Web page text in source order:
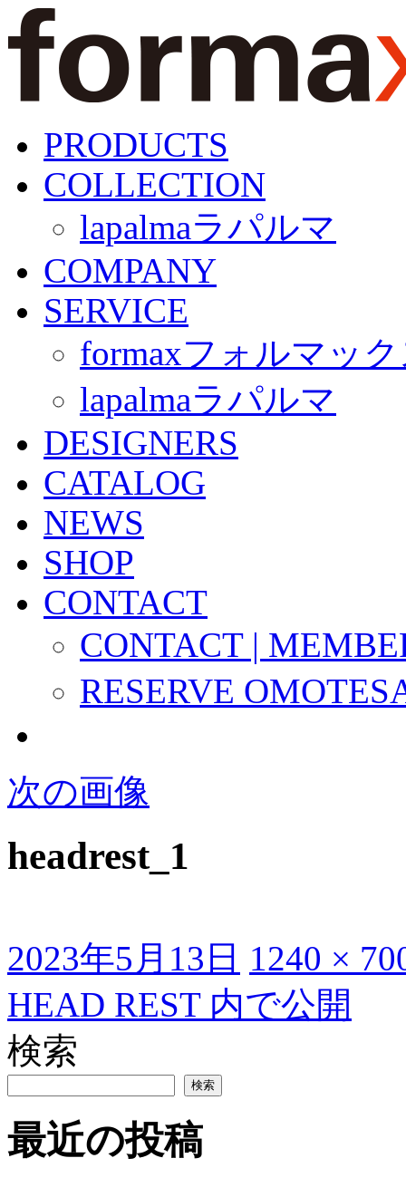
PRODUCTS
COLLECTION
lapalmaラパルマ
COMPANY
SERVICE
formaxフォルマッ
lapalmaラパルマ
DESIGNERS
CATALOG
NEWS
SHOP
CONTACT
CONTACT |
RESERVE
次の画像
headrest_1
投
稿
2023年5月13日
フ
イ
ズ
1240 ×
投
稿
ナ
ビ
ー
HEAD REST 内で公開
検索
検索
最近の投稿